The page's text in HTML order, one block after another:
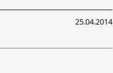
25.04.2014